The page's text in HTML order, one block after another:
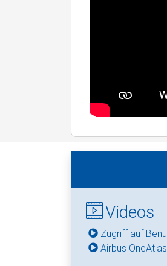
Videos
Zugriff auf
Airbus